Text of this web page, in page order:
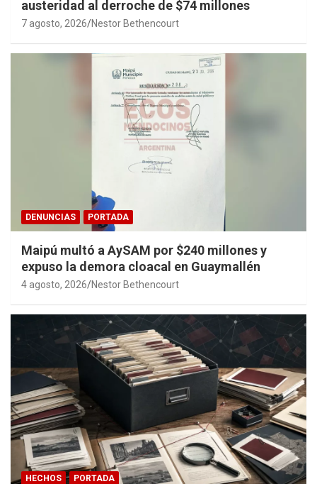
austeridad al derroche de $74 millones
7 agosto, 2026 Nestor Bethencourt
DENUNCIAS PORTADA
Maipú multó a AySAM por $240 millones y
expuso la demora cloacal en Guaymallén
4 agosto, 2026 Nestor Bethencourt
HECHOS PORTADA